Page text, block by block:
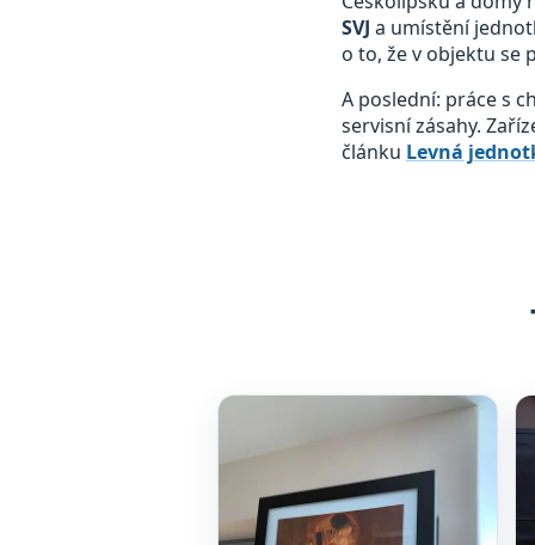
SVJ a umístění
o to, že v objektu se
A poslední: práce s
servisní zásahy.
článku Levná